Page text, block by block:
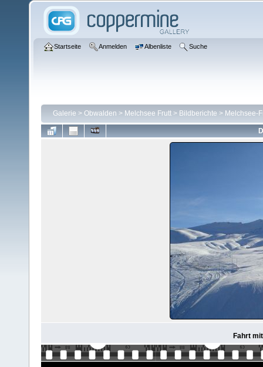
Startseite Anmelden Albenliste Suche
Galerie > Obwalden > Melchsee Frutt > Bildberichte > Melchsee-
Fahrt